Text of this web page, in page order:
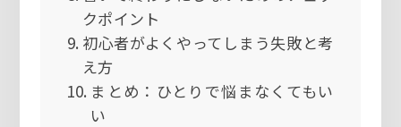
クポイント
初心者がよくやってしまう失敗と考
え方
まとめ：ひとりで悩まなくてもい
い